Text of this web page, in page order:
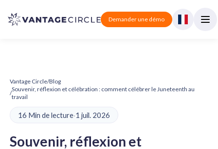
Demander une démo
Vantage Circle/Blog
/
Souvenir, réflexion et célébration : comment célébrer le Juneteenth au
travail
16 Min de lecture·1 juil. 2026
Souvenir, réflexion et